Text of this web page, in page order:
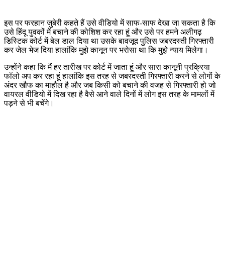
इस पर फरहान जुबेरी कहते हैं उसे वीडियो में साफ-साफ देखा जा सकता है कि
उसे हिंदू युवकों में बचाने की कोशिश कर रहा हूं और उसे पर हमने अलीगढ़
डिस्टिक कोर्ट में बेल डाल दिया था उसके बावजूद पुलिस जबरदस्ती गिरफ्तारी
कर जेल भेज दिया हालांकि मुझे कानून पर भरोसा था कि मुझे न्याय मिलेगा।
उन्होंने कहा कि मैं हर तारीख पर कोर्ट में जाता हूं और सारा कानूनी प्रक्रिया
फॉलो अप कर रहा हूं हालांकि इस तरह से जबरदस्ती गिरफ्तारी करने से लोगों के
अंदर खौफ का माहौल है और जब किसी को बचाने की वजह से गिरफ्तारी हो जो
वायरल वीडियो में दिख रहा है वैसे आने वाले दिनों में लोग इस तरह के मामलों में
पड़ने से भी बचेंगे।